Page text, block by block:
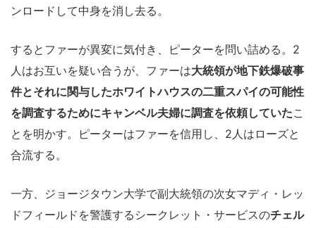
ンロードして中身を消し去る。
するとファーが異変に気付き、ピーターを問い詰める。2
人はお互いを疑い合うが、ファーは大統領が地下鉄爆破事
件とそれに関与したホワイトハウスの二重スパイの可能性
を調査するためにキャンベル夫婦に調査を依頼していたこ
とを明かす。ピーターはファーを信用し、2人はローズと
合流する。
一方、ジョージタウン大学で副大統領の次女マディ・レッ
ドフィールドを警護するシークレット・サービスのチェル